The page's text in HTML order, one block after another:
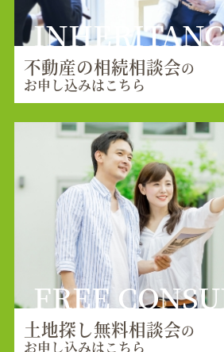
不動産の相続相談会の
お申し込みはこちら
FREE
土地探し無料相談会の
お申し込みはこちら